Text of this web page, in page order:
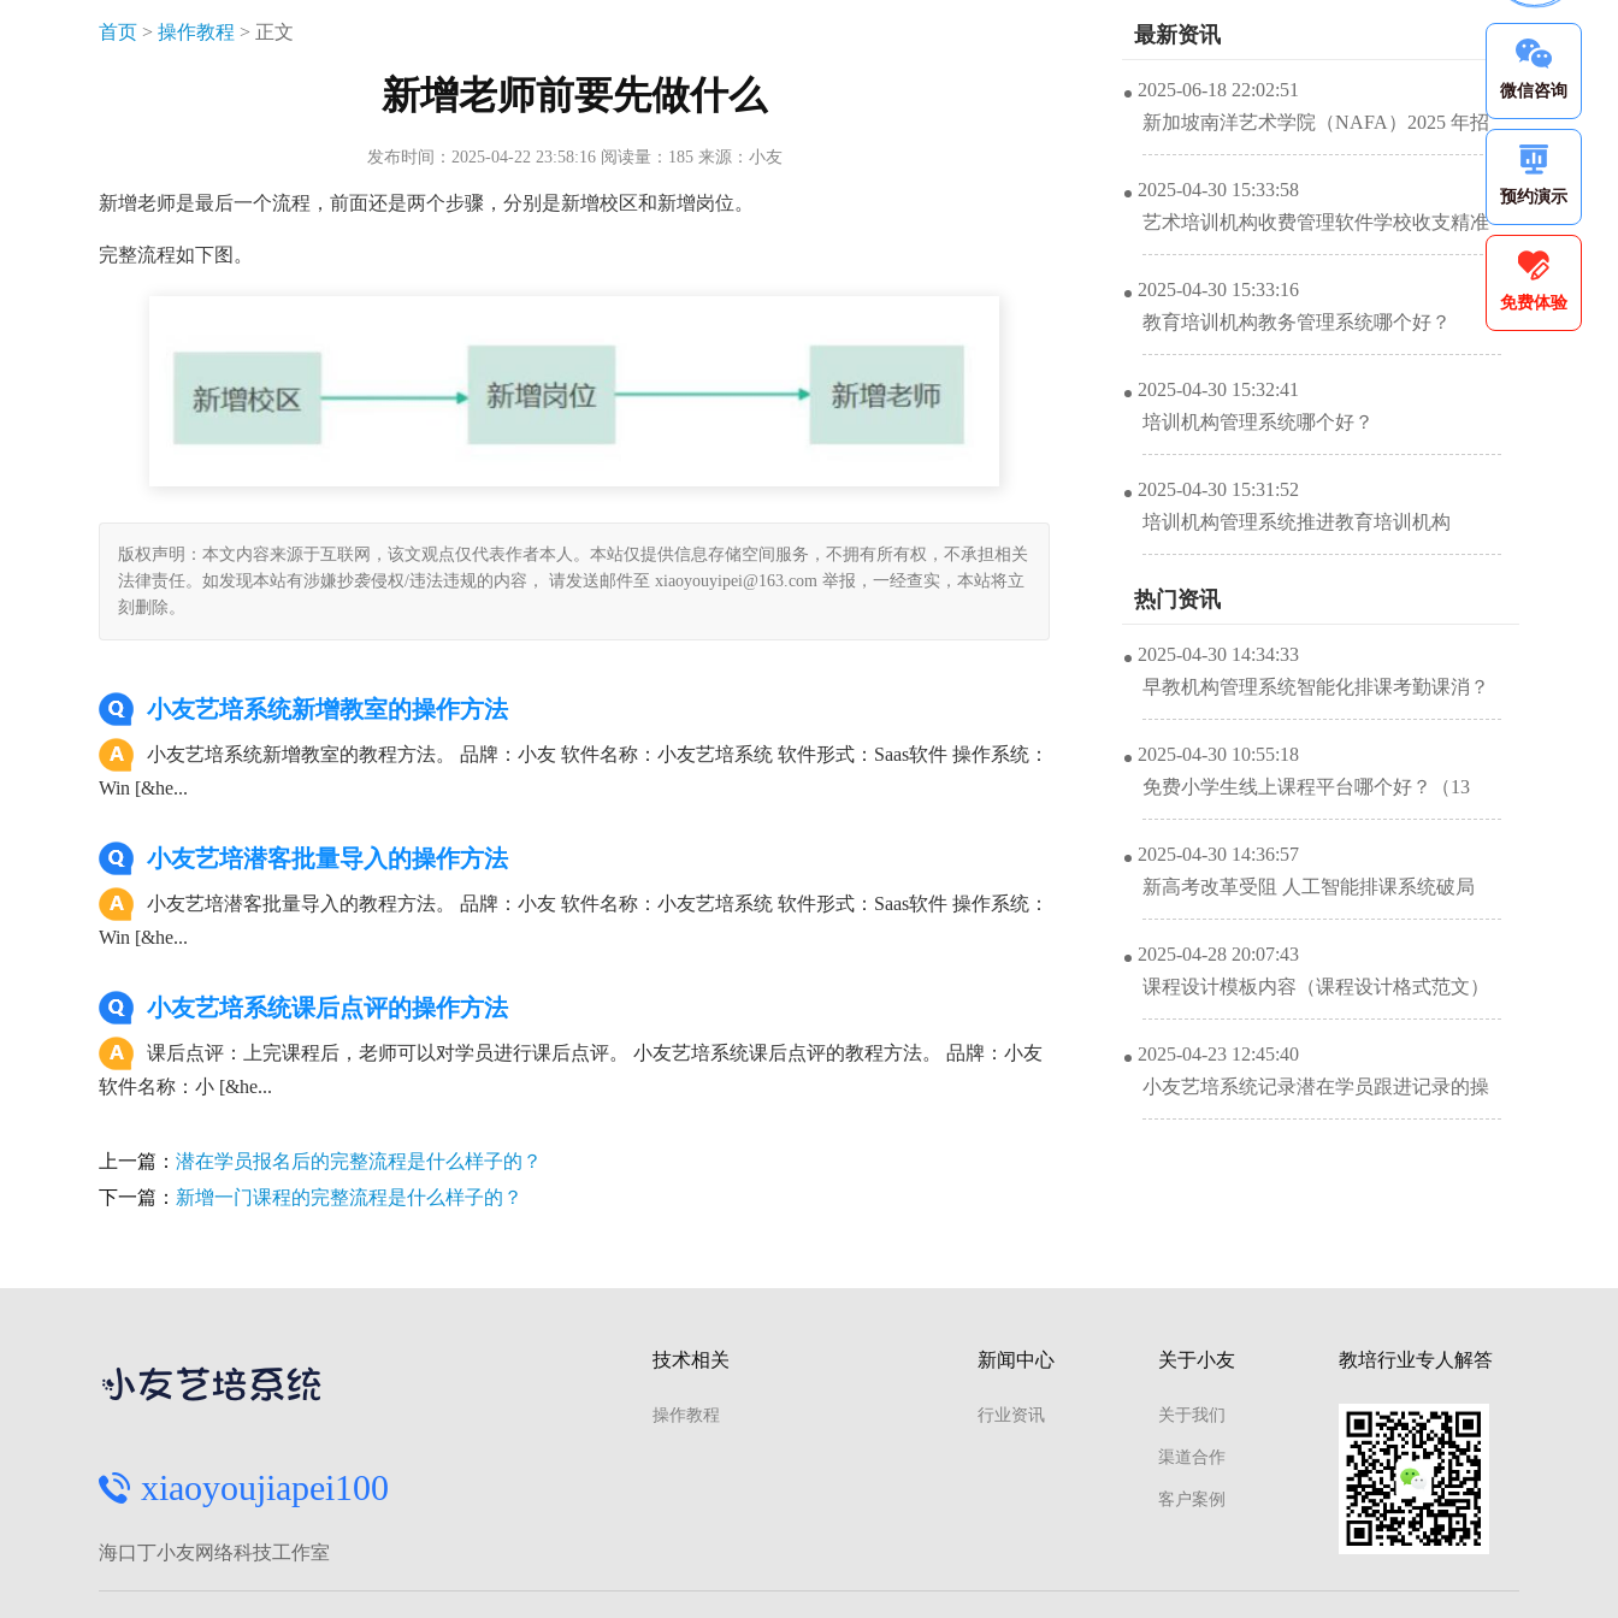
首页 > 操作教程 > 正文
新增老师前要先做什么
发布时间：2025-04-22 23:58:16 阅读量：185 来源：小友
新增老师是最后一个流程，前面还是两个步骤，分别是新增校区和新增岗位。
完整流程如下图。
版权声明：本文内容来源于互联网，该文观点仅代表作者本人。本站仅提供信息存储空间服务，不拥有所有权，不承担相关
法律责任。如发现本站有涉嫌抄袭侵权/违法违规的内容， 请发送邮件至 xiaoyouyipei@163.com 举报，一经查实，本站将立
刻删除。
小友艺培系统新增教室的操作方法
小友艺培系统新增教室的教程方法。 品牌：小友 软件名称：小友艺培系统 软件形式：Saas软件 操作系统：
Win [&he...
小友艺培潜客批量导入的操作方法
小友艺培潜客批量导入的教程方法。 品牌：小友 软件名称：小友艺培系统 软件形式：Saas软件 操作系统：
Win [&he...
小友艺培系统课后点评的操作方法
课后点评：上完课程后，老师可以对学员进行课后点评。 小友艺培系统课后点评的教程方法。 品牌：小友
软件名称：小 [&he...
上一篇： 潜在学员报名后的完整流程是什么样子的？
下一篇： 新增一门课程的完整流程是什么样子的？
最新资讯
2025-06-18 22:02:51
新加坡南洋艺术学院（NAFA）2025 年招
2025-04-30 15:33:58
艺术培训机构收费管理软件学校收支精准
2025-04-30 15:33:16
教育培训机构教务管理系统哪个好？
2025-04-30 15:32:41
培训机构管理系统哪个好？
2025-04-30 15:31:52
培训机构管理系统推进教育培训机构
热门资讯
2025-04-30 14:34:33
早教机构管理系统智能化排课考勤课消？
2025-04-30 10:55:18
免费小学生线上课程平台哪个好？（13
2025-04-30 14:36:57
新高考改革受阻 人工智能排课系统破局
2025-04-28 20:07:43
课程设计模板内容（课程设计格式范文）
2025-04-23 12:45:40
小友艺培系统记录潜在学员跟进记录的操
xiaoyoujiapei100
海口丁小友网络科技工作室
技术相关
操作教程
新闻中心
行业资讯
关于小友
关于我们
渠道合作
客户案例
教培行业专人解答
微信咨询
预约演示
免费体验